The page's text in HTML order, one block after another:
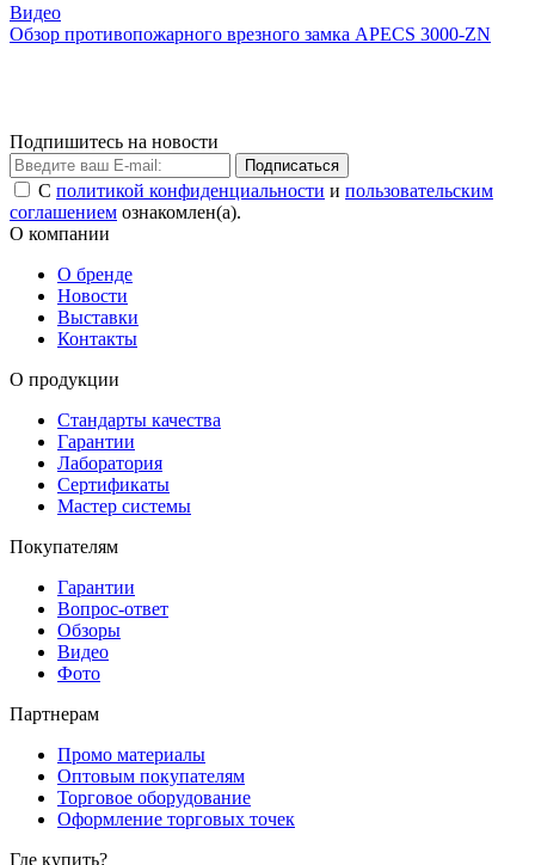
Видео
Обзор противопожарного врезного замка APECS 3000-ZN
Подпишитесь на новости
Подписаться
С политикой конфиденциальности и пользовательским
соглашением ознакомлен(а).
О компании
О бренде
Новости
Выставки
Контакты
О продукции
Стандарты качества
Гарантии
Лаборатория
Сертификаты
Мастер системы
Покупателям
Гарантии
Вопрос-ответ
Обзоры
Видео
Фото
Партнерам
Промо материалы
Оптовым покупателям
Торговое оборудование
Оформление торговых точек
Где купить?